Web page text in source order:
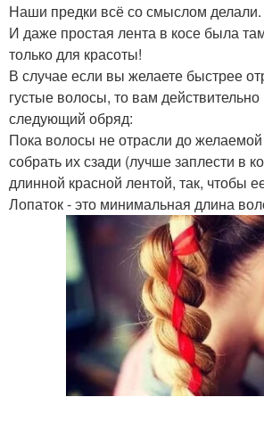
Наши предки всё со смыслом делали.
И даже простая лента в косе была
только для красоты!
В случае если вы желаете быстрее
густые волосы, то вам
следующий обряд:
Пока волосы не отрасли до
собрать их сзади (лучше заплести в
длинной красной лентой, так, чтобы
Лопаток - это минимальная длина